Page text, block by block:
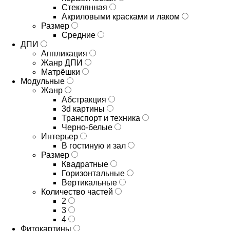
Стеклянная
Акриловыми красками и лаком
Размер
Средние
ДПИ
Аппликация
Жанр ДПИ
Матрёшки
Модульные
Жанр
Абстракция
3d картины
Транспорт и техника
Черно-белые
Интерьер
В гостиную и зал
Размер
Квадратные
Горизонтальные
Вертикальные
Количество частей
2
3
4
Фитокартины